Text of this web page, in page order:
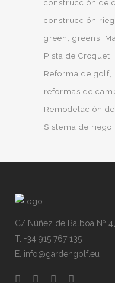
construcción de
construcción
green
greens
Pista de Croquet
Reforma de golf
reformas de
Remodelación
Sistema de riego
C/ Núñez de Balboa Nº
T. +34 915 767 135
E. info@gardengolf.eu